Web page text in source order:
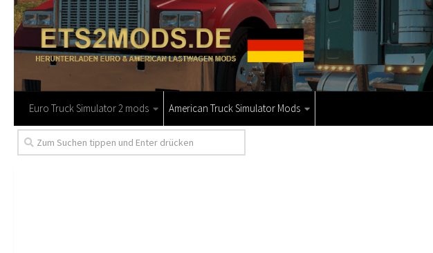
Euro Truck Simulator 2 mods American Truck Simulator Mods